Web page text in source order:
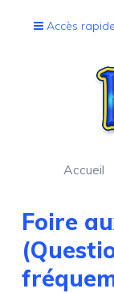
Accès rapide
Accueil
Foire